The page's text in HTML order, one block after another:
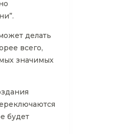
делать
всего,
значимых
будет